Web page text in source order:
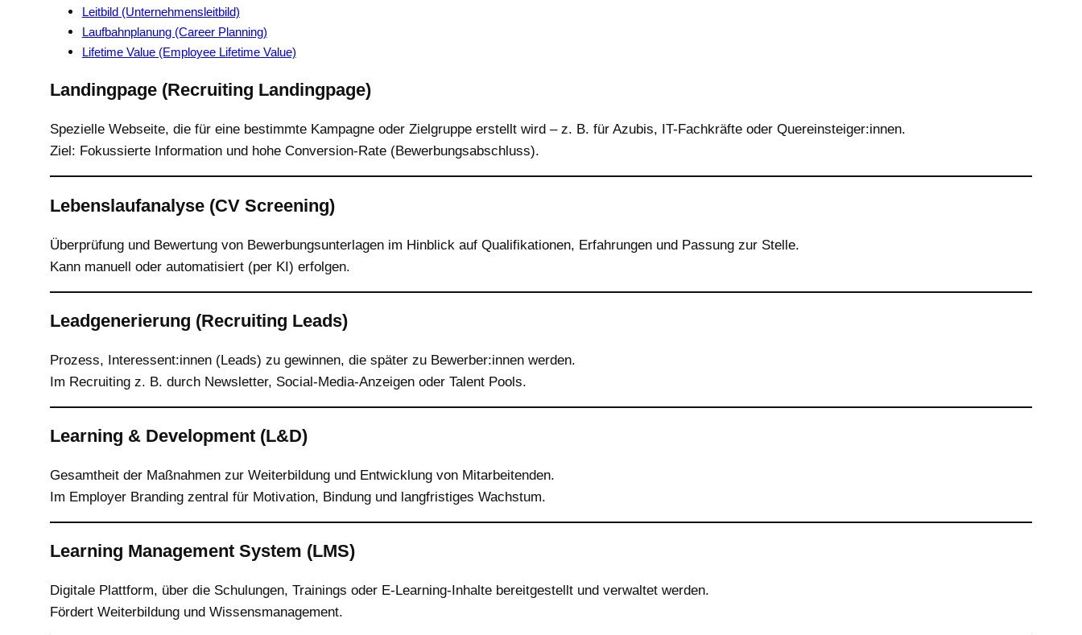
Leitbild (Unternehmensleitbild)
Laufbahnplanung (Career Planning)
Lifetime Value (Employee Lifetime Value)
Landingpage (Recruiting Landingpage)
Spezielle Webseite, die für eine bestimmte Kampagne oder Zielgruppe erstellt wird – z. B. für Azubis, IT-Fachkräfte oder Quereinsteiger:innen.
Ziel: Fokussierte Information und hohe Conversion-Rate (Bewerbungsabschluss).
Lebenslaufanalyse (CV Screening)
Überprüfung und Bewertung von Bewerbungsunterlagen im Hinblick auf Qualifikationen, Erfahrungen und Passung zur Stelle.
Kann manuell oder automatisiert (per KI) erfolgen.
Leadgenerierung (Recruiting Leads)
Prozess, Interessent:innen (Leads) zu gewinnen, die später zu Bewerber:innen werden.
Im Recruiting z. B. durch Newsletter, Social-Media-Anzeigen oder Talent Pools.
Learning & Development (L&D)
Gesamtheit der Maßnahmen zur Weiterbildung und Entwicklung von Mitarbeitenden.
Im Employer Branding zentral für Motivation, Bindung und langfristiges Wachstum.
Learning Management System (LMS)
Digitale Plattform, über die Schulungen, Trainings oder E-Learning-Inhalte bereitgestellt und verwaltet werden.
Fördert Weiterbildung und Wissensmanagement.